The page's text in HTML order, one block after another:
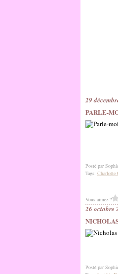
29
PARLE-
Posté par
Tags: Charlotte
Vous aimez ?
26 octobre
Posté par